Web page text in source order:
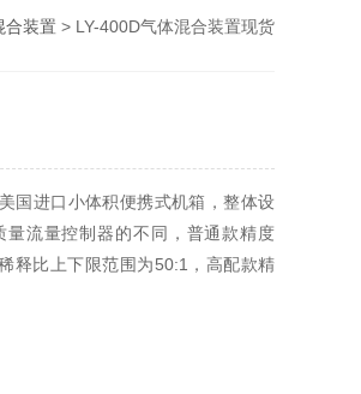
合装置 > LY-400D气体混合装置现货
国进口小体积便携式机箱，整体设
流量控制器的不同，普通款精度
释比上下限范围为50:1，高配款精
种报警器，操作简单，自带校准功